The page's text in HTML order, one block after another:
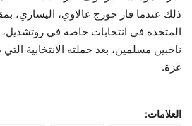
ذلك عندما فاز جورج غالاوي، اليساري،
المتحدة في انتخابات خاصة في
ناخبين مسلمين، بعد حملته الانتخابية
غزة.
العلامات: